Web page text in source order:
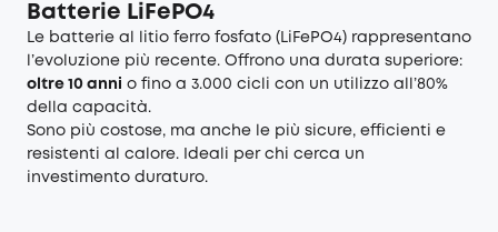
Batterie LiFePO4
Le batterie al litio ferro fosfato (LiFePO4) rappresentano
l’evoluzione più recente. Offrono una durata superiore:
oltre 10 anni o fino a 3.000 cicli con un utilizzo all’80%
della capacità.
Sono più costose, ma anche le più sicure, efficienti e
resistenti al calore. Ideali per chi cerca un
investimento duraturo.